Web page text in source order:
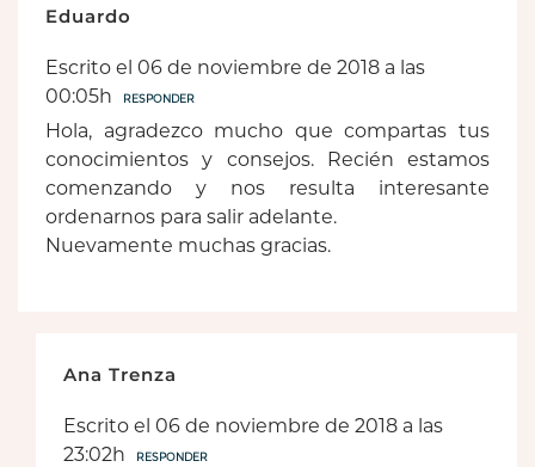
Eduardo
Escrito el 06 de noviembre de 2018 a las
00:05h
RESPONDER
Hola, agradezco mucho que compartas tus
conocimientos y consejos. Recién estamos
comenzando y nos resulta interesante
ordenarnos para salir adelante.
Nuevamente muchas gracias.
Ana Trenza
Escrito el 06 de noviembre de 2018 a las
23:02h
RESPONDER